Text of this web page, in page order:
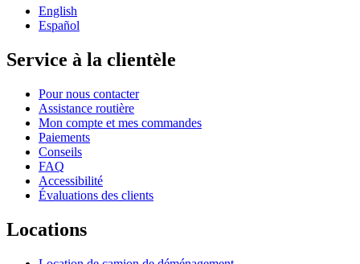
English
Español
Service à la clientèle
Pour nous contacter
Assistance routière
Mon compte et mes commandes
Paiements
Conseils
FAQ
Accessibilité
Évaluations des clients
Locations